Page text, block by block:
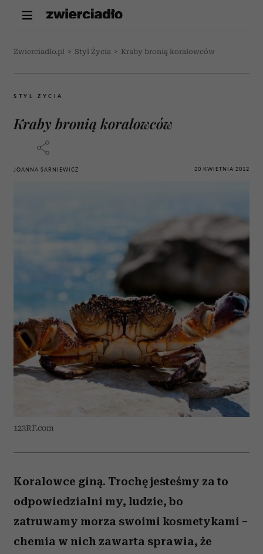
Zwierciadlo.pl > Styl Życia > Kraby bronią koralowców
STYL ŻYCIA
Kraby bronią koralowców
JOANNA SARNIEWICZ 20 KWIETNIA 2012
123RF.com
Koralowce giną. Trochę jesteśmy za to
odpowiedzialni my, ludzie, bo
zatruwamy morza swoimi kosmetykami –
chemia w nich zawarta sprawia, że